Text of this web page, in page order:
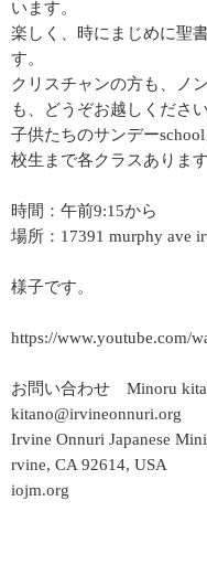
います。
楽しく、時にまじめに聖
す。
クリスチャンの方も、ノ
も、どうぞお越しください
子供たちのサンデー
校生まで各クラスあります
時間：午前9:15から
場所：17391 murphy ave
様子です。
https://www.youtube.com/
お問い合わせ Minoru
kitano@irvineonnuri.org
Irvine Onnuri Japanese
rvine, CA 92614, USA
iojm.org